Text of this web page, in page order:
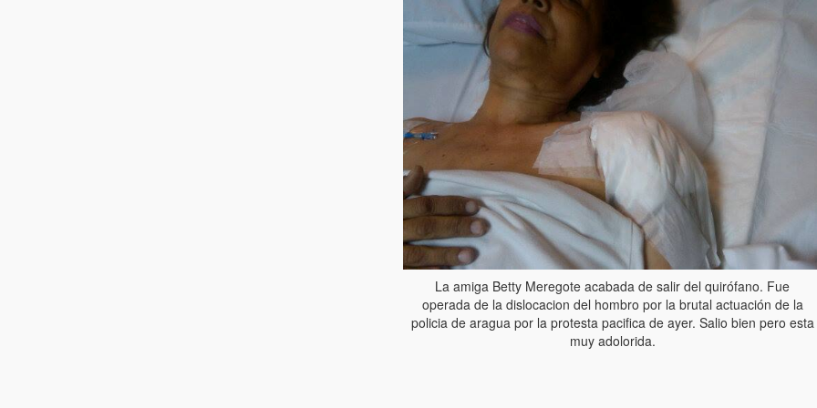
La amiga Betty Meregote acabada de salir del quirófano. Fue
operada de la dislocacion del hombro por la brutal actuación de la
policia de aragua por la protesta pacifica de ayer. Salio bien pero esta
muy adolorida.